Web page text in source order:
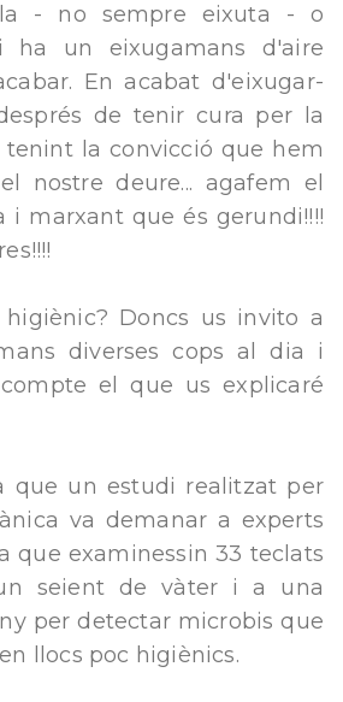
- no sempre eixuta - o
ha un eixugamans d'aire
En acabat d'eixugar-
de tenir cura per la
la convicció que hem
nostre deure... agafem el
i marxant que és gerundi!!!!
Doncs us invito a
diverses cops al dia i
el que us explicaré
que un estudi realitzat per
va demanar a experts
que examinessin 33 teclats
seient de vàter i a una
per detectar microbis que
llocs poc higiènics.